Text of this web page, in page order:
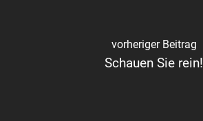
vorheriger Beitrag
Schauen Sie rein!